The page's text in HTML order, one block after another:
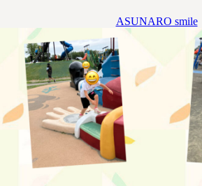
ASUNARO smile